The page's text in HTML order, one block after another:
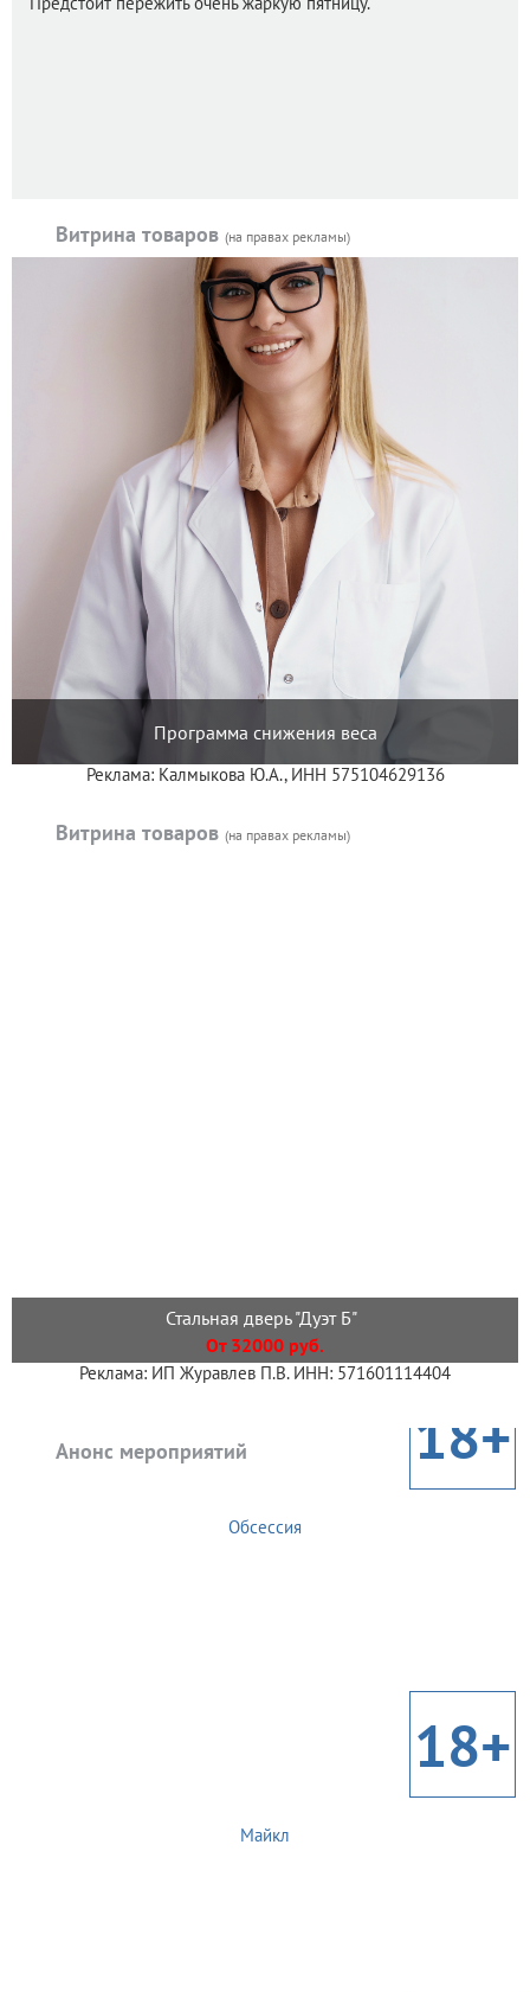
Витрина товаров (на правах рекламы)
Программа снижения веса
Реклама: Калмыкова Ю.А., ИНН 575104629136
Витрина товаров (на правах рекламы)
Стальная дверь "Дуэт Б"
От 32000 руб.
Реклама: ИП Журавлев П.В. ИНН: 571601114404
Анонс мероприятий 18+
Обсессия
18+
Майкл